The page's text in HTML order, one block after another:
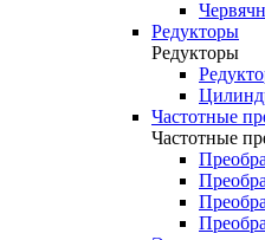
Редукторы
Редукторы
Частотные
Частотные